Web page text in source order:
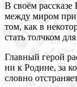
В своём рассказе
между миром
том, как в
стать толчком
Главный герой
ни к Родине, за
словно